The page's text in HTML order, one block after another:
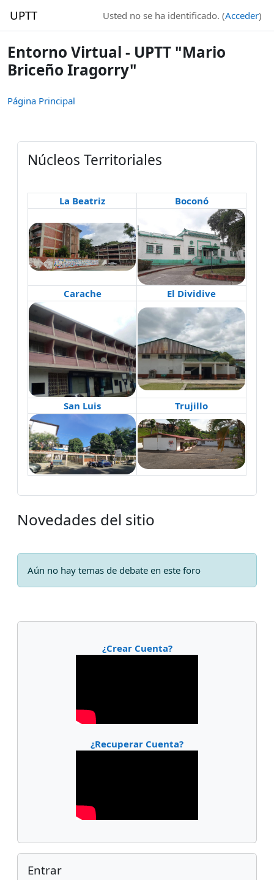
UPTT Usted no se ha identificado. (Acceder)
Entorno Virtual - UPTT "Mario
Briceño Iragorry"
Página Principal
Núcleos Territoriales
La Beatriz Boconó
Carache El Dividive
San Luis Trujillo
Novedades del sitio
Aún no hay temas de debate en este foro
Bloques
¿Crear Cuenta?
¿Recuperar Cuenta?
Salta Entrar
Entrar